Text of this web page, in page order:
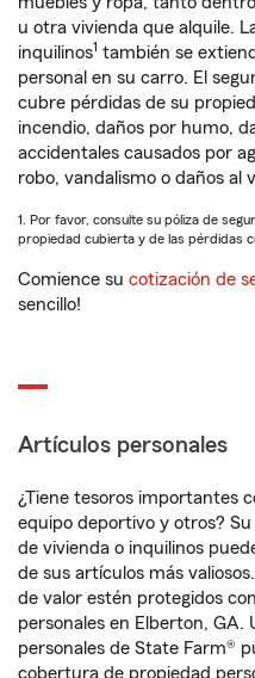
u otra vivienda que alquile.
inquilinos1 también se
personal en su carro. El
cubre pérdidas de su
incendio, daños por humo,
accidentales causados por
robo, vandalismo o daños al
1. Por favor, consulte su póliza de
propiedad cubierta y de las pérdidas
Comience su cotización de
sencillo!
Artículos personales
¿Tiene tesoros importantes
equipo deportivo y otros?
de vivienda o inquilinos
de sus artículos más
de valor estén protegidos
personales en Elberton, GA.
personales de State Farm®
cobertura de propiedad